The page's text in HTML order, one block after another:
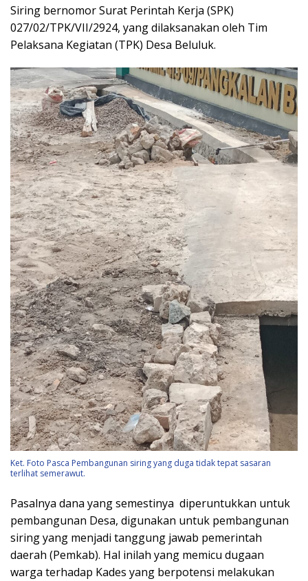
Siring bernomor Surat Perintah Kerja (SPK)
027/02/TPK/VII/2924, yang dilaksanakan oleh Tim
Pelaksana Kegiatan (TPK) Desa Beluluk.
Ket. Foto Pasca Pembangunan siring yang duga tidak tepat sasaran
terlihat semerawut.
Pasalnya dana yang semestinya diperuntukkan untuk
pembangunan Desa, digunakan untuk pembangunan
siring yang menjadi tanggung jawab pemerintah
daerah (Pemkab). Hal inilah yang memicu dugaan
warga terhadap Kades yang berpotensi melakukan